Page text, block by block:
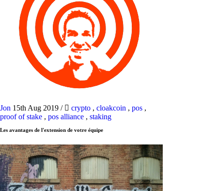
Jon 15th Aug 2019 / crypto , cloakcoin , pos ,
proof of stake , pos alliance , staking
Les avantages de l'extension de votre équipe